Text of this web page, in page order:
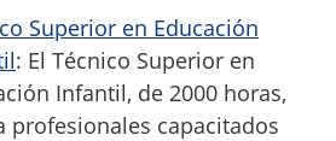
Superior en Educación
: El Técnico Superior en
Infantil, de 2000 horas,
profesionales capacitados